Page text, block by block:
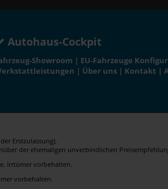
Autohaus-Cockpit
Showroom | EU-Fahrzeuge
| Über uns | Kontakt |
Erstzulassung).
der ehemaligen unverbindlichen
Irrtümer vorbehalten.
vorbehalten.